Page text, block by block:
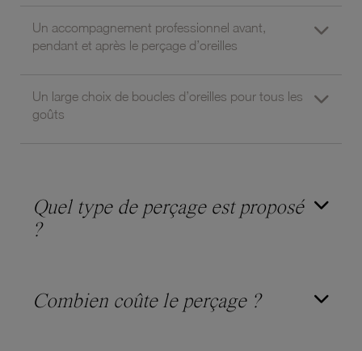
Un accompagnement professionnel avant,
pendant et après le perçage d’oreilles
Un large choix de boucles d’oreilles pour tous les
goûts
Quel type de perçage est proposé
?
Combien coûte le perçage ?